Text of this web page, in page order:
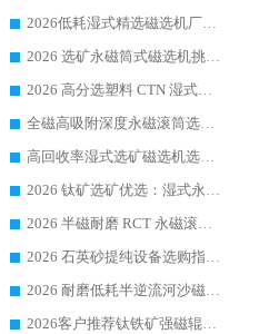
2026低耗湿式精​选磁选机厂家怎么选?湿式精选磁选机供应商，行业认可度较高生产厂家华体会手机网页版-华体会(中国) 全面解析
2026 选矿永磁筒式磁选机挑选干货：华体会手机网页版-华体会(中国) 源头厂，绿色高效实力出众
2026 高分选塑料 CTN 湿式顺流磁选机选购指南，靠谱源头厂家华体会手机网页版-华体会(中国) 详解
全磁高吸附深度永磁滚筒选购指南 业内口碑稳定磁电设备生产厂家详细推荐
高回收率湿式选矿磁选机选购指南 业内口碑磁电设备生产厂家实力解析
2026 钛矿选矿优选：湿式永磁筒式磁选机源头厂家华体会手机网页版-华体会(中国) 综合解析
2026 半磁耐磨 RCT 永磁滚筒选购指南，临朐源头生产厂家华体会手机网页版-华体会(中国) 实测分享
2026 石英砂提纯设备选购指南：华体会手机网页版-华体会(中国) 提纯磁选机厂家综合解读
2026 耐磨低耗半逆流河沙磁选机选购指南 临朐产业集群源头厂华体会手机网页版-华体会(中国) 详细解析
2026客户推荐钛铁矿强磁辊式磁选机，临朐靠谱生产厂家华体会手机网页版-华体会(中国) 详解